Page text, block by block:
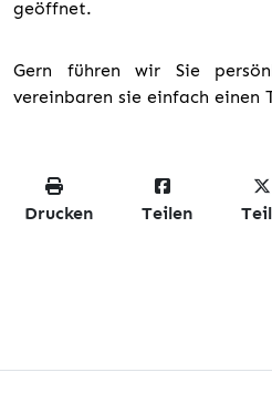
geöffnet.
Gern führen wir Sie
vereinbaren sie einfach einen
Drucken Teilen